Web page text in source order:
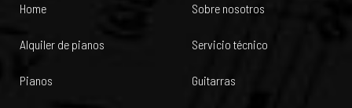
Home Sobre nosotros
Alquiler de pianos Servicio técnico
Pianos Guitarras